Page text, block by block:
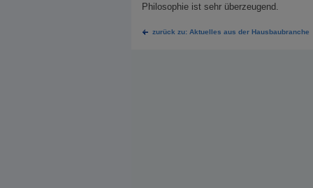
Philosophie ist sehr überzeugend.
zurück zu: Aktuelles aus der Hausbaubranche